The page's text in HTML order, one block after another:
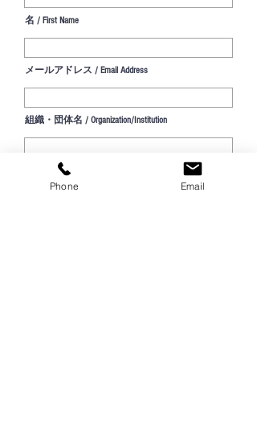
名 / First Name
メールアドレス / Email Address
組織・団体名 / Organization/Institution
メッセージを入力 / Message
Phone Email